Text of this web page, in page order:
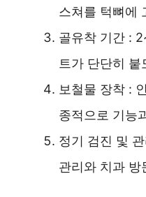
스쳐를 턱뼈에
골유착 기간 :
트가 단단히
보철물 장착 :
종적으로 기능
정기 검진 및
관리와 치과 방